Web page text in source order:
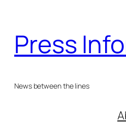
content
Press
News between the lines